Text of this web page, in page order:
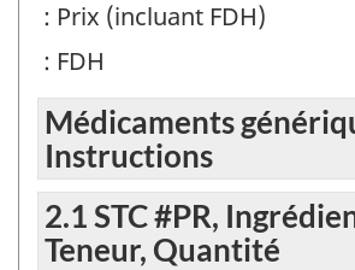
: Prix (incluant FDH)
: FDH
Médicaments
Instructions
2.1 STC #PR,
Teneur, Quantité